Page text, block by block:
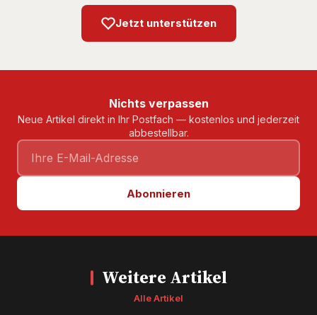
Jetzt unterstützen
Nichts verpassen
Neue Artikel direkt in Ihr Postfach — kostenlos und jederzeit
abbestellbar.
Abonnieren
Weitere Artikel
Alle Artikel